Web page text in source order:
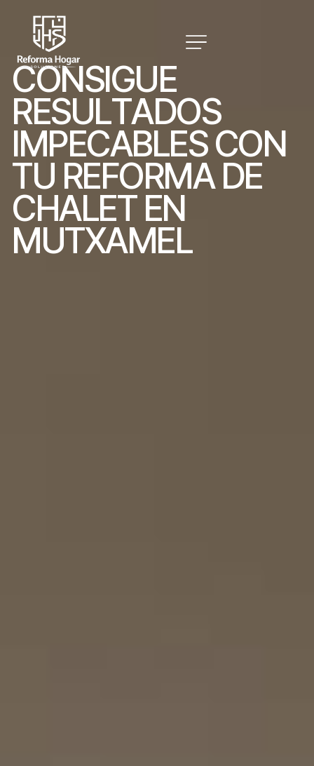
CONSIGUE
RESULTADOS
IMPECABLES CON
TU REFORMA DE
CHALET EN
MUTXAMEL